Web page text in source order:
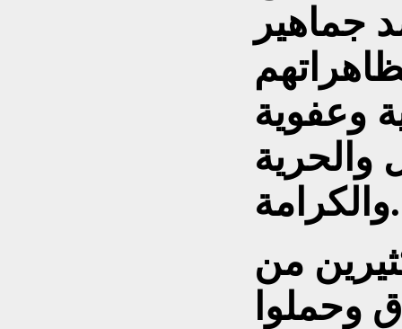
جماهير
وعفوية
والحرية
والكرامة.
من
وحملوا